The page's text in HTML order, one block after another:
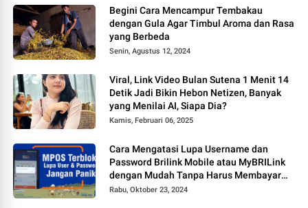
Begini Cara Mencampur Tembakau
dengan Gula Agar Timbul Aroma dan Rasa
yang Berbeda
Senin, Agustus 12, 2024
Viral, Link Video Bulan Sutena 1 Menit 14
Detik Jadi Bikin Hebon Netizen, Banyak
yang Menilai AI, Siapa Dia?
Kamis, Februari 06, 2025
Cara Mengatasi Lupa Username dan
Password Brilink Mobile atau MyBRILink
dengan Mudah Tanpa Harus Membayar
Jasa
Rabu, Oktober 23, 2024